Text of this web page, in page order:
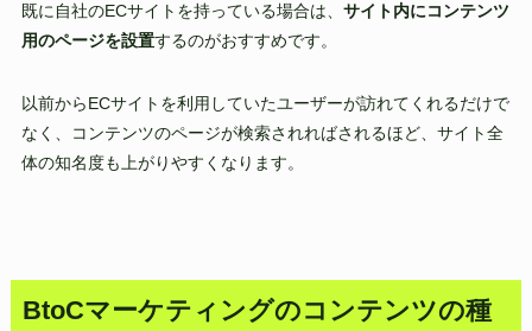
既に自社のECサイトを持っている場合は、 サイト内にコンテンツ
用のページを設置するのがおすすめです。
以前からECサイトを利用していたユーザーが訪れてくれるだけで
なく、コンテンツのページが検索されればされるほど、サイト全
体の知名度も上がりやすくなります。
BtoCマーケティングのコンテンツの種